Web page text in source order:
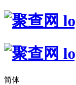
简体